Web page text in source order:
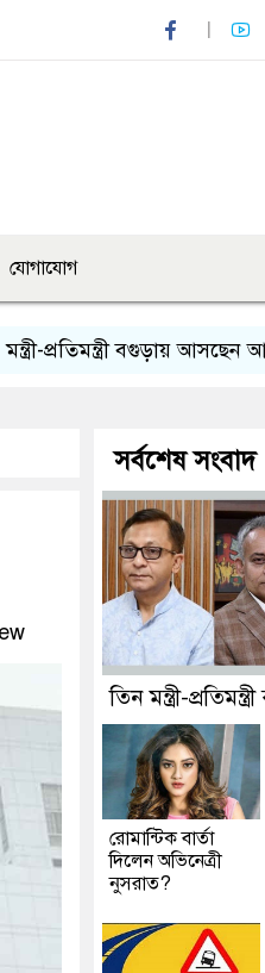
যোগাযোগ
বগুড়ায় আসছেন আজ
সর্বশেষ সংবাদ
তিন মন্ত্রী-
রোমান্টিক বার্তা
দিলেন অভিনেত্রী
নুসরাত?